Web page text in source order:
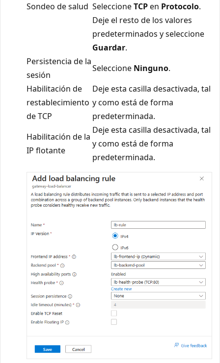
Sondeo de salud SeleccioneTCPen Protocolo.
Deje el resto de los valores
predeterminados y seleccione
Guardar.
Persistencia de la
sesión
Seleccione Ninguno.
Habilitación de
restablecimiento
de TCP
Deje esta casilla desactivada, tal
y como está de forma
predeterminada.
Habilitación de la
IP flotante
Deje esta casilla desactivada, tal
y como está de forma
predeterminada.